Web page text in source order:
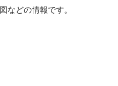
などの情報です。